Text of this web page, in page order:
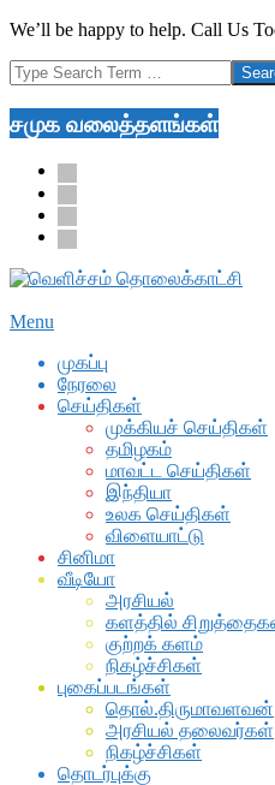
Skip
content
We’ll be happy to help. Call Us
Search
சமுக வலைத்தளங்கள்
facebook
twitter
youtube
google
Secondary
Menu
Menu
முகப்பு
நேரலை
செய்திகள்
முக்கியச் செய்திகள்
தமிழகம்
மாவட்ட செய்திகள்
இந்தியா
உலக செய்திகள்
விளையாட்டு
சினிமா
வீடியோ
அரசியல்
களத்தில்
குற்றக் களம்
நிகழ்ச்சிகள்
புகைப்படங்கள்
தொல்.திருமாவளவன்
அரசியல் தலைவர்கள்
நிகழ்ச்சிகள்
தொடர்புக்கு